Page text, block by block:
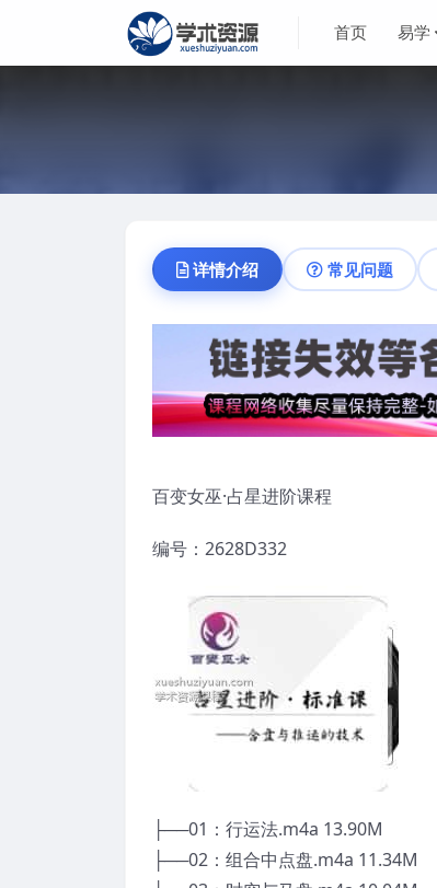
首页 易学
详情介绍 常见问题
百变女巫·占星进阶课程
编号：2628D332
├──01：行运法.m4a 13.90M
├──02：组合中点盘.m4a 11.34M